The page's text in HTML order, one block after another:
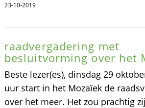
23-10-2019
raadvergadering met
besluitvorming over het
Beste lezer(es), dinsdag 29
uur start in het Mozaïek de
over het meer. Het zou prachtig